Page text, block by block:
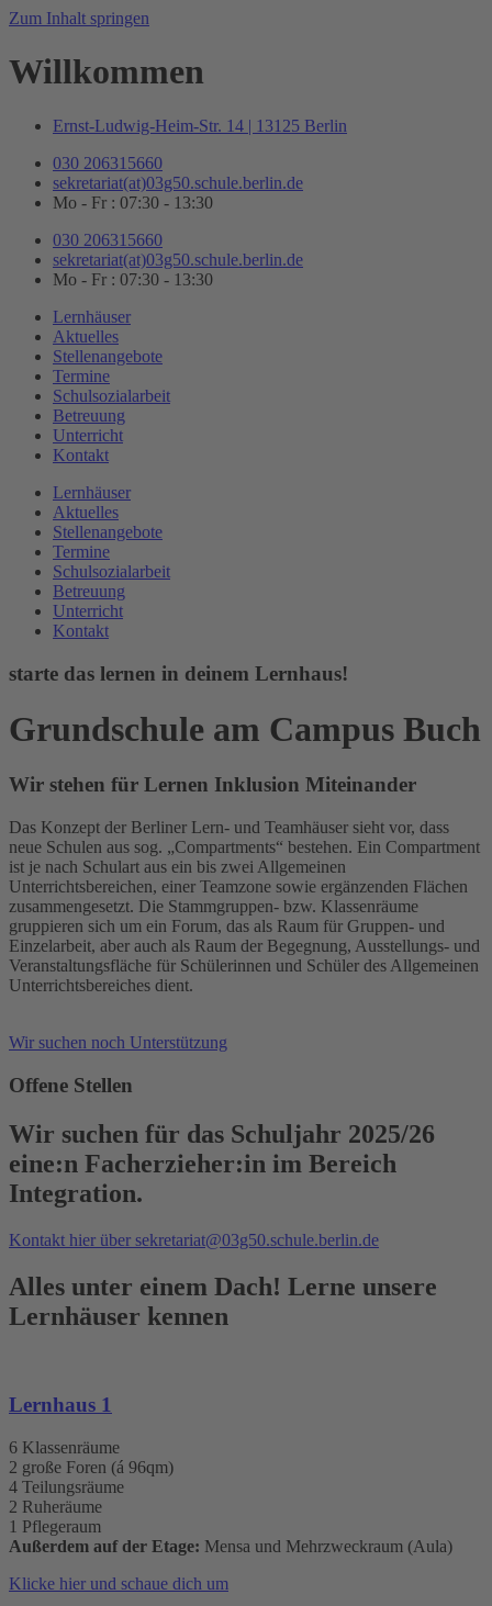
Zum Inhalt springen
Willkommen
Ernst-Ludwig-Heim-Str. 14 | 13125 Berlin
030 206315660
sekretariat(at)03g50.schule.berlin.de
Mo - Fr : 07:30 - 13:30
030 206315660
sekretariat(at)03g50.schule.berlin.de
Mo - Fr : 07:30 - 13:30
Lernhäuser
Aktuelles
Stellenangebote
Termine
Schulsozialarbeit
Betreuung
Unterricht
Kontakt
Lernhäuser
Aktuelles
Stellenangebote
Termine
Schulsozialarbeit
Betreuung
Unterricht
Kontakt
starte das lernen in deinem Lernhaus!
Grundschule am Campus Buch
Wir stehen für Lernen Inklusion Miteinander
Das Konzept der Berliner Lern- und Teamhäuser sieht vor, dass
neue Schulen aus sog. „Compartments“ bestehen. Ein Compartment
ist je nach Schulart aus ein bis zwei Allgemeinen
Unterrichtsbereichen, einer Teamzone sowie ergänzenden Flächen
zusammengesetzt. Die Stammgruppen- bzw. Klassenräume
gruppieren sich um ein Forum, das als Raum für Gruppen- und
Einzelarbeit, aber auch als Raum der Begegnung, Ausstellungs- und
Veranstaltungsfläche für Schülerinnen und Schüler des Allgemeinen
Unterrichtsbereiches dient.
Wir suchen noch Unterstützung
Offene Stellen
Wir suchen für das Schuljahr 2025/26
eine:n Facherzieher:in im Bereich
Integration.
Kontakt hier über sekretariat@03g50.schule.berlin.de
Alles unter einem Dach! Lerne unsere
Lernhäuser kennen
Lernhaus 1
6 Klassenräume
2 große Foren (á 96qm)
4 Teilungsräume
2 Ruheräume
1 Pflegeraum
Außerdem auf der Etage: Mensa und Mehrzweckraum (Aula)
Klicke hier und schaue dich um